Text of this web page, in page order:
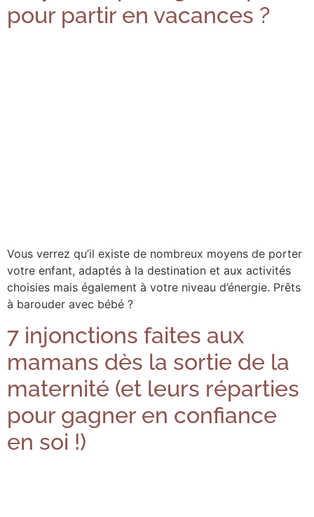
pour partir en vacances ?
Vous verrez qu’il existe de nombreux moyens de porter
votre enfant, adaptés à la destination et aux activités
choisies mais également à votre niveau d’énergie. Prêts
à barouder avec bébé ?
7 injonctions faites aux
mamans dès la sortie de la
maternité (et leurs réparties
pour gagner en confiance
en soi !)